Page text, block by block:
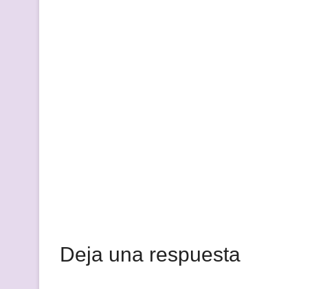
Deja una respuesta